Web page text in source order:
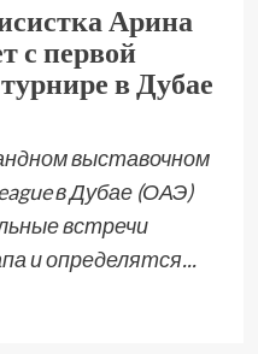
Арина
с первой
в Дубае
выставочном
в Дубае (ОАЭ)
встречи
и определятся...